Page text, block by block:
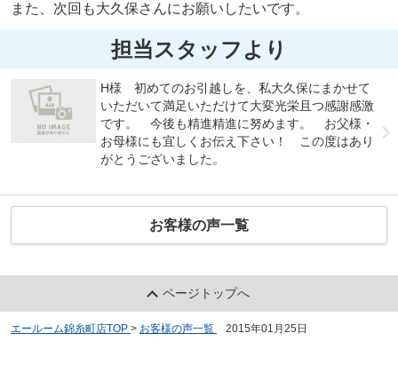
また、次回も大久保さんにお願いしたいです。
担当スタッフより
H様 初めてのお引越しを、私大久保にまかせて
いただいて満足いただけて大変光栄且つ感謝感激
です。 今後も精進精進に努めます。 お父様・
お母様にも宜しくお伝え下さい！ この度はあり
がとうございました。
お客様の声一覧
ページトップへ
エールーム錦糸町店TOP > お客様の声一覧 2015年01月25日